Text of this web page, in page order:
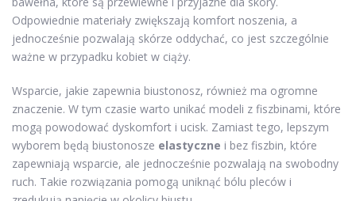
Odpowiednie materiały zwiększają komfort noszenia, a
jednocześnie pozwalają skórze oddychać, co jest szczególnie
ważne w przypadku kobiet w ciąży.
Wsparcie, jakie zapewnia biustonosz, również ma ogromne
znaczenie. W tym czasie warto unikać modeli z fiszbinami, które
mogą powodować dyskomfort i ucisk. Zamiast tego, lepszym
wyborem będą biustonosze elastyczne i bez fiszbin, które
zapewniają wsparcie, ale jednocześnie pozwalają na swobodny
ruch. Takie rozwiązania pomogą uniknąć bólu pleców i